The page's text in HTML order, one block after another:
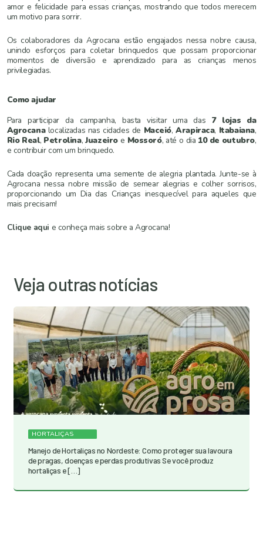
amor e felicidade para essas crianças, mostrando que todos merecem
um motivo para sorrir.
Os colaboradores da Agrocana estão engajados nessa nobre causa,
unindo esforços para coletar brinquedos que possam proporcionar
momentos de diversão e aprendizado para as crianças menos
privilegiadas.
Como ajudar
Para participar da campanha, basta visitar uma das 7 lojas da
Agrocanalocalizadas nas cidades de Maceió,Arapiraca, Itabaiana,
Rio Real, Petrolina,Juazeiroe Mossoró, até o dia 10 de outubro,
e contribuir com um brinquedo.
Cada doação representa uma semente de alegria plantada. Junte-se à
Agrocana nessa nobre missão de semear alegrias e colher sorrisos,
proporcionando um Dia das Crianças inesquecível para aqueles que
mais precisam!
Clique aqui e conheça mais sobre a Agrocana!
Veja outras notícias
HORTALIÇAS
Manejo de Hortaliças no Nordeste: Como proteger sua lavoura
de pragas, doenças e perdas produtivas Se você produz
hortaliças e […]